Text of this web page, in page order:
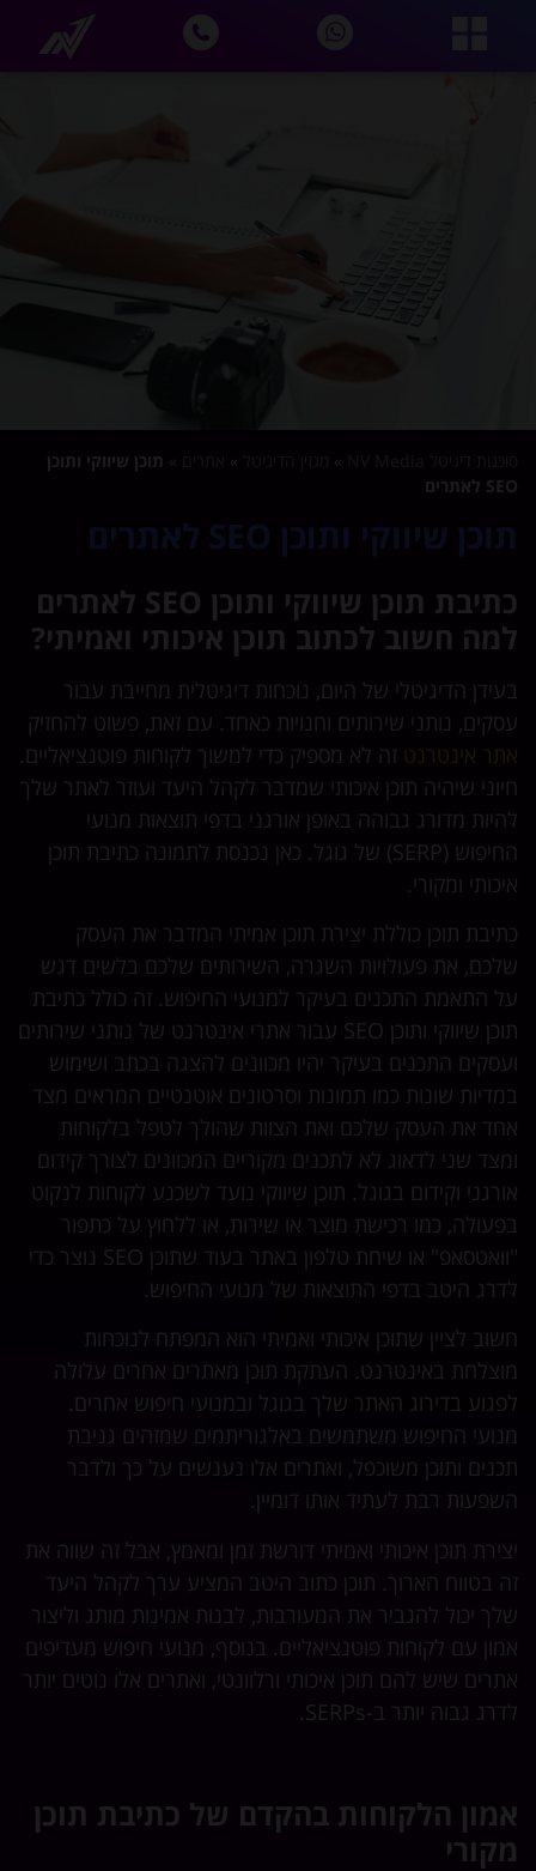
»
»
» תוכן שיווקי ותוכן
SEO לאתרים
כתיבת תוכן שיווקי ותוכן SEO לאתרים
למה חשוב לכתוב תוכן איכותי ואמיתי?
בעידן הדיגיטלי של היום, נוכחות דיגיטלית מחייבת עבור
עסקים, נותני שירותים וחנויות כאחד. עם זאת, פשוט להחזיק
אתר אינטרנט זה לא מספיק כדי למשוך לקוחות פוטנציאליים.
חיוני שיהיה תוכן איכותי שמדבר לקהל היעד ועוזר לאתר שלך
להיות מדורג גבוהה באופן אורגני בדפי תוצאות מנועי
החיפוש (SERP) של גוגל. כאן נכנסת לתמונה כתיבת תוכן
איכותי ומקורי.
כתיבת תוכן כוללת יצירת תוכן אמיתי המדבר את העסק
שלכם, את פעולויות השגרה, השירותים שלכם בלשים דגש
על התאמת התכנים בעיקר למנועי החיפוש. זה כולל כתיבת
תוכן שיווקי ותוכן SEO עבור אתרי אינטרנט של נותני שירותים
ועסקים התכנים בעיקר יהיו מכוונים להצגה בכתב ושימוש
במדיות שונות כמו תמונות וסרטונים אוטנטיים המראים מצד
אחד את העסק שלכם ואת הצוות שהולך לטפל בלקוחות
ומצד שני לדאוג לא לתכנים מקוריים המכוונים לצורך קידום
אורגני וקידום בגוגל. תוכן שיווקי נועד לשכנע לקוחות לנקוט
בפעולה, כמו רכישת מוצר או שירות, או ללחוץ על כתפור
"וואטסאפ" או שיחת טלפון באתר בעוד שתוכן SEO נוצר כדי
לדרג היטב בדפי התוצאות של מנועי החיפוש.
חשוב לציין שתוכן איכותי ואמיתי הוא המפתח לנוכחות
מוצלחת באינטרנט. העתקת תוכן מאתרים אחרים עלולה
לפגוע בדירוג האתר שלך בגוגל ובמנועי חיפוש אחרים.
מנועי החיפוש משתמשים באלגוריתמים שמזהים גניבת
תכנים ותוכן משוכפל, ואתרים אלו נענשים על כך ולדבר
השפעות רבת לעתיד אותו דומיין.
יצירת תוכן איכותי ואמיתי דורשת זמן ומאמץ, אבל זה שווה את
זה בטווח הארוך. תוכן כתוב היטב המציע ערך לקהל היעד
שלך יכול להגביר את המעורבות, לבנות אמינות מותג וליצור
אמון עם לקוחות פוטנציאליים. בנוסף, מנועי חיפוש מעדיפים
אתרים שיש להם תוכן איכותי ורלוונטי, ואתרים אלו נוטים יותר
לדרג גבוה יותר ב-SERPs.
אמון הלקוחות בהקדם של כתיבת תוכן
מקורי